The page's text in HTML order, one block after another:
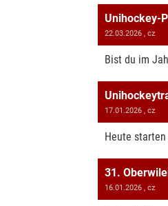
Unihockey-
22.03.2026 , cz
Bist du im
17.01.2026 , cz
Heute
31.
16.01.2026 , cz